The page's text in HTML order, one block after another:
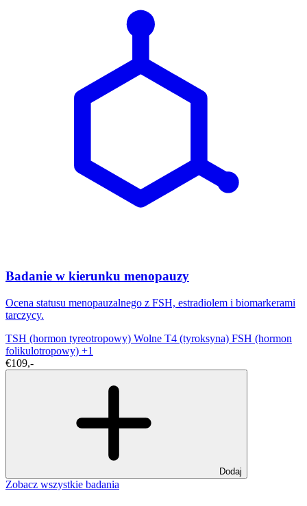
Badanie w kierunku menopauzy
Ocena statusu menopauzalnego z FSH, estradiolem i biomarkerami
tarczycy.
TSH (hormon tyreotropowy) Wolne T4 (tyroksyna) FSH (hormon
folikulotropowy) +1
€109,-
Dodaj
Zobacz wszystkie badania